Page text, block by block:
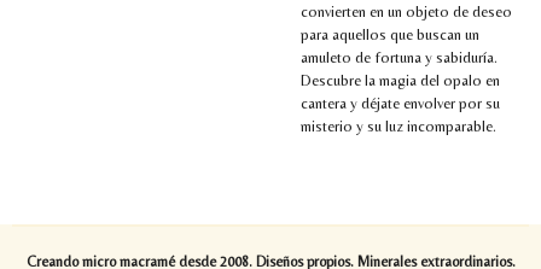
convierten en un objeto de deseo
para aquellos que buscan un
amuleto de fortuna y sabiduría.
Descubre la magia del opalo en
cantera y déjate envolver por su
misterio y su luz incomparable.
Creando micro macramé desde 2008. Diseños propios. Minerales extraordinarios.